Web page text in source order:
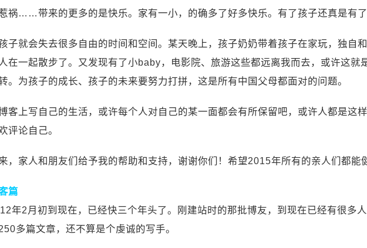
祸……带来的更多的是快乐。家有一小，的确多了好多快乐。有了孩子还真是有了
子就会失去很多自由的时间和空间。某天晚上，孩子奶奶带着孩子在家玩，独自
在一起散步了。又发现有了小baby，电影院、旅游这些都远离我而去，或许这就
。为孩子的成长、孩子的未来要努力打拼，这是所有中国父母都面对的问题。
客上写自己的生活，或许每个人对自己的某一面都会有所保留吧，或许人都是这
评论自己。
，家人和朋友们给予我的帮助和支持，谢谢你们！希望2015年所有的亲人们都能
篇
年2月初到现在，已经快三个年头了。刚建站时的那批博友，到现在已经有很多
多篇文章，还不算是个虔诚的写手。